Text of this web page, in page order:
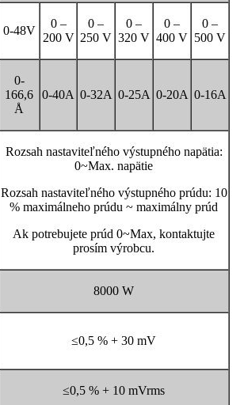
0-48V
0 –
200 V
0 –
250 V
0 –
320 V
0 –
400 V
0 –
500 V
0-
166,6
Å
0-40A 0-32A 0-25A 0-20A 0-16A
Rozsah nastaviteľného výstupného napätia:
0~Max. napätie
Rozsah nastaviteľného výstupného prúdu: 10
% maximálneho prúdu ~ maximálny prúd
Ak potrebujete prúd 0~Max, kontaktujte
prosím výrobcu.
8000 W
≤0,5 % + 30 mV
≤0,5 % + 10 mVrms